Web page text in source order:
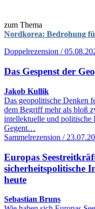
zum Thema
Nordkorea: Bedrohung
Doppelrezension /
Das Gespenst der
Jakob Kullik
Das geopolitische Denken
dem Begriff mehr als bloß
intellektuelle und
Gegent…
Sammelrezension /
Europas
sicherheitspolitische
heute
Sebastian Bruns